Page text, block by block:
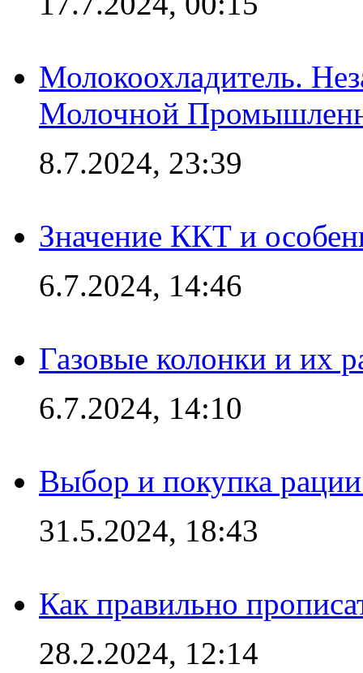
Молокоохладитель.
Молочной
8.7.2024, 23:39
Значение ККТ и
6.7.2024, 14:46
Газовые колонки и их
6.7.2024, 14:10
Выбор и покупка
31.5.2024, 18:43
Как правильно
28.2.2024, 12:14